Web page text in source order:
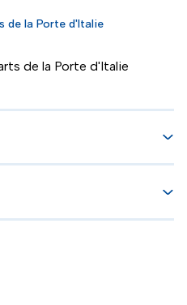
de la Porte d'Italie
de la Porte d'Italie